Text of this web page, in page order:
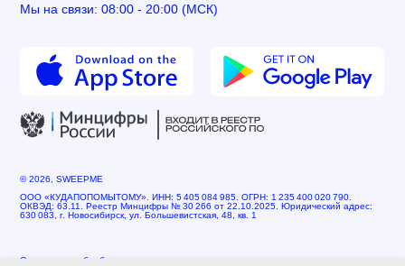
ООО «КУДАПОПОМЫТОМУ». ИНН: 5 405 084 985. ОГРН: 1 235 400 020 790.
ОКВЭД: 63.11. Реестр Минцифры № 30 266 от 22.10.2025. Юридический адрес:
630 083, г. Новосибирск, ул. Большевистская, 48, кв. 1
Согласие на обработку персональных данных
© 2026, SWEEPME
Мы на связи: 08:00 - 20:00 (МСК)